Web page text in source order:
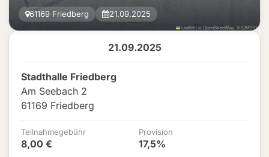
21.09.2025
Stadthalle Friedberg
Am Seebach 2
61169 Friedberg
Teilnahmegebühr
8,00 €
Provision
17,5%
61169 Friedberg 21.09.2025
Leaflet|©OpenStreetMap , ©CARTO